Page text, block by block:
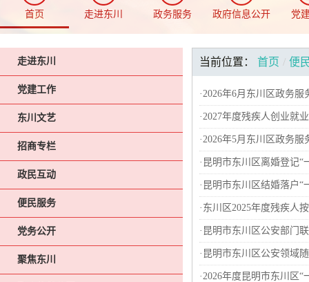
首页 走进东川 政务服务 政府信息公开 党
走进东川
党建工作
东川文艺
招商专栏
政民互动
便民服务
党务公开
聚焦东川
当前位置： 首页 / 便
·2026年6月东川区政务
·2027年度残疾人创业就
·2026年5月东川区政务服
· 昆明市东川区离婚登记“
· 昆明市东川区结婚落户“
· 东川区2025年度残疾人
· 昆明市东川区公安部门
· 昆明市东川区公安领域
·2026年度昆明市东川区“